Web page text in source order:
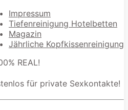
Impressum
Tiefenreinigung Hotelbetten
Magazin
Jährliche Kopfkissenreinigung
für private Sexkontakte!